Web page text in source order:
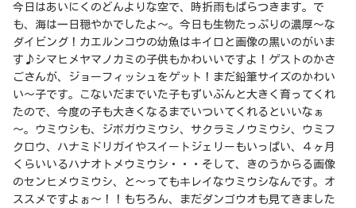
今日はあいにくのどんよりな空で、時折雨もぱらつきます。で
も、海は一日穏やかでしたよ～。今日も生物たっぷりの濃厚～な
ダイビング！カエルンコウの幼魚はキイロと画像の黒いのがいま
す♪シマヒメヤマノカミの子供もかわいいですよ！ゲストのかさ
ごさんが、ジョーフィッシュをゲット！まだ鉛筆サイズのかわい
い～子です。こないだまでいた子もずいぶんと大きく育ってくれ
たので、今度の子も大きくなるまでいついてくれるといいなぁ
～。ウミウシも、ジボガウミウシ、サクラミノウミウシ、ウミフ
クロウ、ハナミドリガイやスイートジェリーもいっぱい、４ヶ月
くらいいるハナオトメウミウシ・・・そして、きのうからる画像
のセンヒメウミウシ、と～ってもキレイなウミウシなんです。オ
ススメですよぉ～！！もちろん、まだダンゴウオも見てきました